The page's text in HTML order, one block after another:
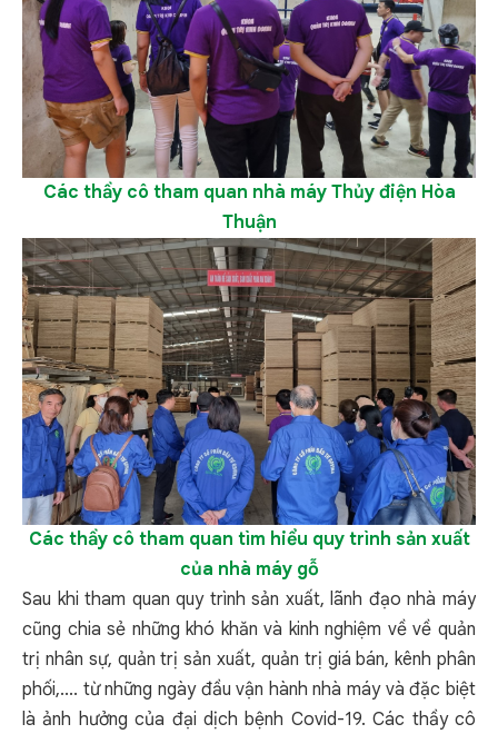
Các thầy cô tham quan n hà máyThủy điện Hòa
Thuận
Các thầy cô tham quan tìm hiểu quy trình sản xuất
của n hà máygỗ
Sau khi tham quan quy trình sản xuất, lãnh đạo nhà máy
cũng chia sẻ những khó khăn và kinh nghiệm về về quản
trị nhân sự, quản trị sản xuất, quản trị giá bán, kênh phân
phối,.... từ những ngày đầu vận hành nhà máy và đặc biệt
là ảnh hưởng của đại dịch bệnh Covid-19. Các thầy cô